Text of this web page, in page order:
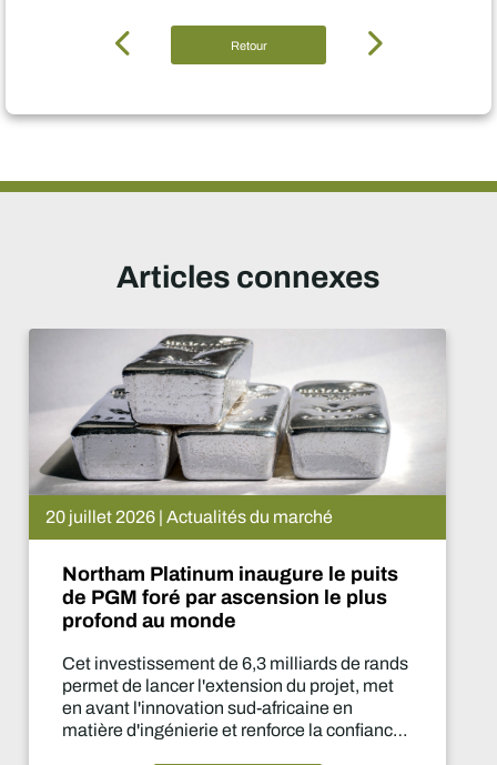
Retour
Articles connexes
le puits
le plus
de rands
met
confiance
15 juillet 2026 | Actualités
De Beers suspend le
Que va-t-il se passer
Cette suspension de la
deux ans constitue l'une
plus importantes prises
matière